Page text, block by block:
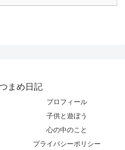
まめ日記
プロフィール
子供と遊ぼう
心の中のこと
プライバシーポリシー